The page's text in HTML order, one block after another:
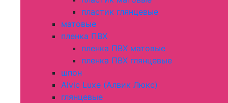
пластик глянцевые
матовые
пленка ПВХ
пленка ПВХ матовые
пленка ПВХ глянцевые
шпон
Alvic Luxe (Алвик Люкс)
глянцевые